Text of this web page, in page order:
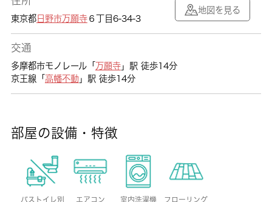
東京都日野市万願寺６丁目6-34-3
地図を見る
交通
多摩都市モノレール「 万願寺」駅 徒歩14分
京王線「 高幡不動」駅 徒歩14分
部屋の設備・特徴
バストイレ別 エアコン
室内洗濯機
フローリング